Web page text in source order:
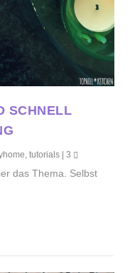
SCHNELL
,tutorials |3
das Thema. Selbst